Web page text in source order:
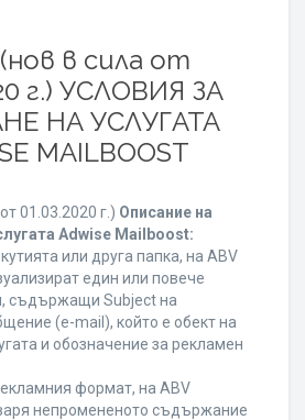
(нов в сила от
г.) УСЛОВИЯ ЗА
НА УСЛУГАТА
MAILBOOST
01.03.2020 г.) Описание на
Adwise Mailboost:
или друга папка, на ABV
един или повече
съдържащи Subject на
(e-mail), който е обект на
и обозначение за рекламен
формат, на ABV
непромененото съдържание